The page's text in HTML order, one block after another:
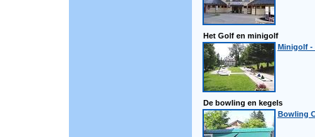
Het Golf en minigolf
Minigolf -
De bowling en kegels
Bowling